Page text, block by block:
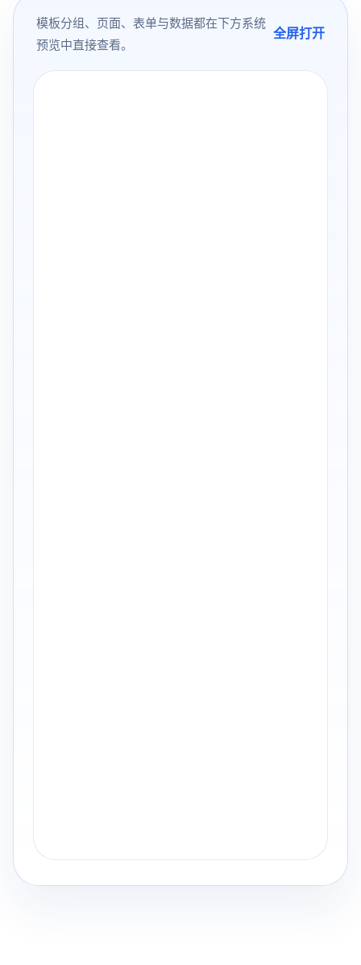
模板分组、页面、表单与数据都在下方系统
预览中直接查看。
全屏打开